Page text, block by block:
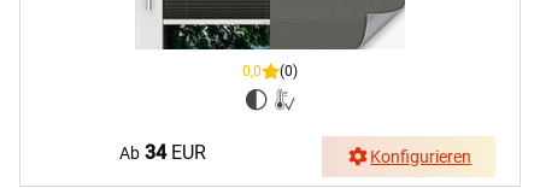
0,0 (0)
Ab 34EUR Konfigurieren